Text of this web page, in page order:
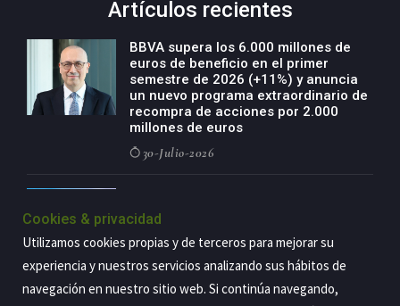
Artículos recientes
BBVA supera los 6.000 millones de
euros de beneficio en el primer
semestre de 2026 (+11%) y anuncia
un nuevo programa extraordinario de
recompra de acciones por 2.000
millones de euros
30-Julio-2026
negocio agro con un modelo global
de especialización presente en siete
países
29-Julio-2026
Cookies & privacidad
Utilizamos cookies propias y de terceros para mejorar su
experiencia y nuestros servicios analizando sus hábitos de
navegación en nuestro sitio web. Si continúa navegando,